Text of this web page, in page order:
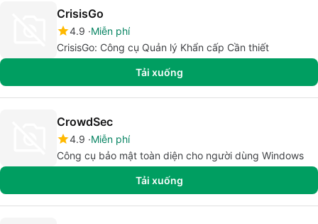
CrisisGo
4.9 Miễn phí
CrisisGo: Công cụ Quản lý Khẩn cấp Cần thiết
Tải xuống
CrowdSec
4.9 Miễn phí
Công cụ bảo mật toàn diện cho người dùng Windows
Tải xuống